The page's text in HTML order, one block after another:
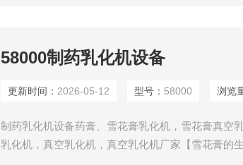
58000制药乳化机设备
更新时间： 2026-05-12 型号： 58000 浏览
制药乳化机设备药膏、雪花膏乳化机，雪花膏真空
乳化机，真空乳化机，真空乳化机厂家【雪花膏的